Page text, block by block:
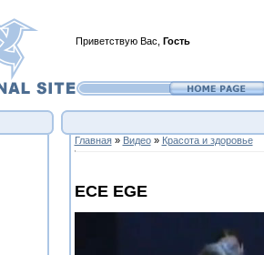
Приветствую Вас Гость
Главная» Видео» Красота и здоровье
ECE EGE